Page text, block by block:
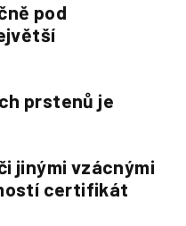
pod
prstenů je
jinými vzácnými
certifikát